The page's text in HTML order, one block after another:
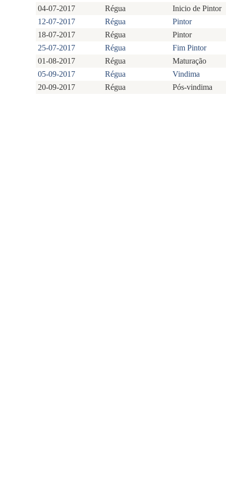
04-07-2017
Régua
Inicio de Pintor
12-07-2017
Régua
Pintor
18-07-2017
Régua
Pintor
25-07-2017
Régua
Fim Pintor
01-08-2017
Régua
Maturação
05-09-2017
Régua
Vindima
20-09-2017
Régua Pós-vindima